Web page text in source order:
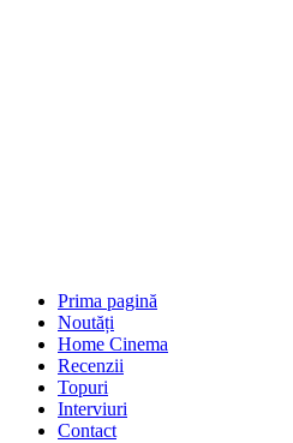
Prima pagină
Noutăți
Home Cinema
Recenzii
Topuri
Interviuri
Contact